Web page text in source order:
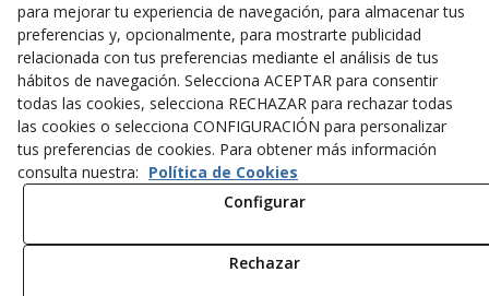
para mejorar tu experiencia de navegación, para almacenar tus
preferencias y, opcionalmente, para mostrarte publicidad
relacionada con tus preferencias mediante el análisis de tus
hábitos de navegación. Selecciona ACEPTAR para consentir
todas las cookies, selecciona RECHAZAR para rechazar todas
las cookies o selecciona CONFIGURACIÓN para personalizar
tus preferencias de cookies. Para obtener más información
consulta nuestra: Política de Cookies
Configurar
Rechazar